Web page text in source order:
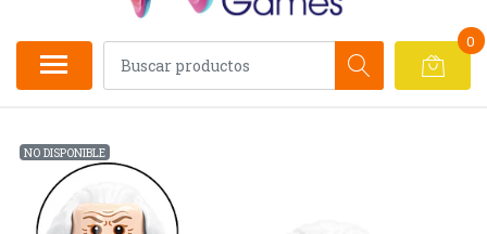
0
NO DISPONIBLE